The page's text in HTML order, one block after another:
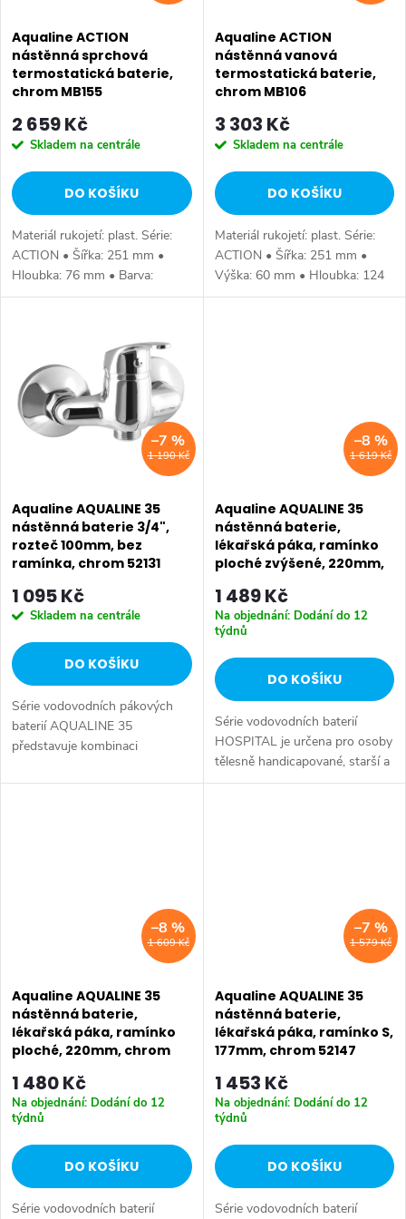
p
r
o
d
u
k
t
ů
p
r
o
d
u
k
t
Aqualine ACTION
nástěnná sprchová
termostatická baterie,
chrom MB155
2 659 Kč
Skladem na centrále
DO KOŠÍKU
Materiál rukojetí: plast. Série:
ACTION • Šířka: 251 mm •
Hloubka: 76 mm • Barva:
Chrom • Materiál: Mosaz • Tvar:
Aqualine ACTION
nástěnná vanová
termostatická baterie,
chrom MB106
3 303 Kč
Skladem na centrále
DO KOŠÍKU
Materiál rukojetí: plast. Série:
ACTION • Šířka: 251 mm •
Výška: 60 mm • Hloubka: 124
mm • Barva: Chrom • Materiál:
1 190 Kč
–7 %
Aqualine AQUALINE 35
nástěnná baterie 3/4",
rozteč 100mm, bez
ramínka, chrom 52131
1 095 Kč
Skladem na centrále
DO KOŠÍKU
Série vodovodních pákových
baterií AQUALINE 35
představuje kombinaci
designu a kvality provedení za
1 619 Kč
–8 %
Aqualine AQUALINE 35
nástěnná baterie,
lékařská páka, ramínko
ploché zvýšené, 220mm,
1 489 Kč
Na objednání: Dodání do 12
týdnů
DO KOŠÍKU
Série vodovodních baterií
HOSPITAL je určena pro osoby
tělesně handicapované, starší a
s omezenou pohyblivostí, které
1 609 Kč
–8 %
Aqualine AQUALINE 35
nástěnná baterie,
lékařská páka, ramínko
ploché, 220mm, chrom
1 480 Kč
Na objednání: Dodání do 12
týdnů
DO KOŠÍKU
Série vodovodních baterií
1 579 Kč
–7 %
Aqualine AQUALINE 35
nástěnná baterie,
lékařská páka, ramínko S,
177mm, chrom 52147
1 453 Kč
Na objednání: Dodání do 12
týdnů
DO KOŠÍKU
Série vodovodních baterií